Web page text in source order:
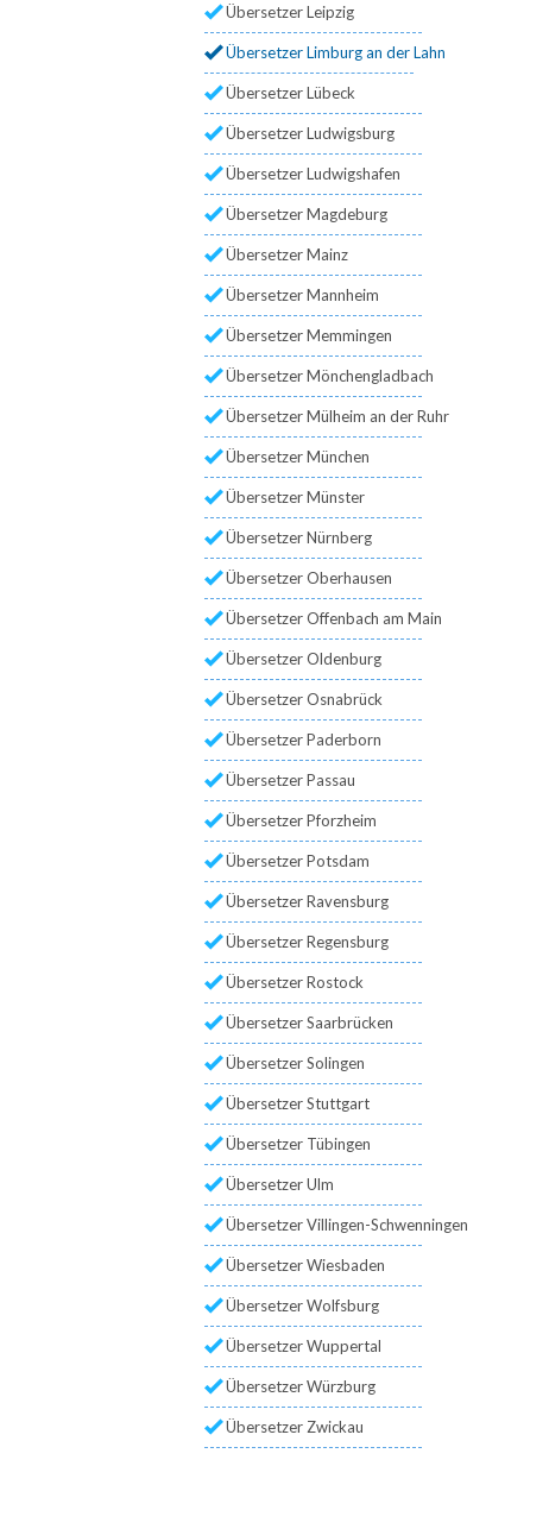
Übersetzer Leipzig
Übersetzer Limburg an der Lahn
Übersetzer Lübeck
Übersetzer Ludwigsburg
Übersetzer Ludwigshafen
Übersetzer Magdeburg
Übersetzer Mainz
Übersetzer Mannheim
Übersetzer Memmingen
Übersetzer Mönchengladbach
Übersetzer Mülheim an der Ruhr
Übersetzer München
Übersetzer Münster
Übersetzer Nürnberg
Übersetzer Oberhausen
Übersetzer Offenbach am Main
Übersetzer Oldenburg
Übersetzer Osnabrück
Übersetzer Paderborn
Übersetzer Passau
Übersetzer Pforzheim
Übersetzer Potsdam
Übersetzer Ravensburg
Übersetzer Regensburg
Übersetzer Rostock
Übersetzer Saarbrücken
Übersetzer Solingen
Übersetzer Stuttgart
Übersetzer Tübingen
Übersetzer Ulm
Übersetzer Villingen-Schwenningen
Übersetzer Wiesbaden
Übersetzer Wolfsburg
Übersetzer Wuppertal
Übersetzer Würzburg
Übersetzer Zwickau